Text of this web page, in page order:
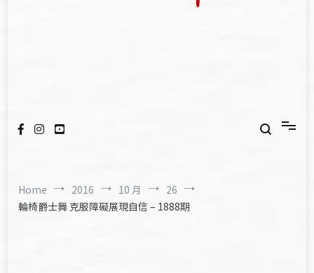
Home 2016 10 月
26
輪椅爵士舞 克服障礙展現自信 – 1888期